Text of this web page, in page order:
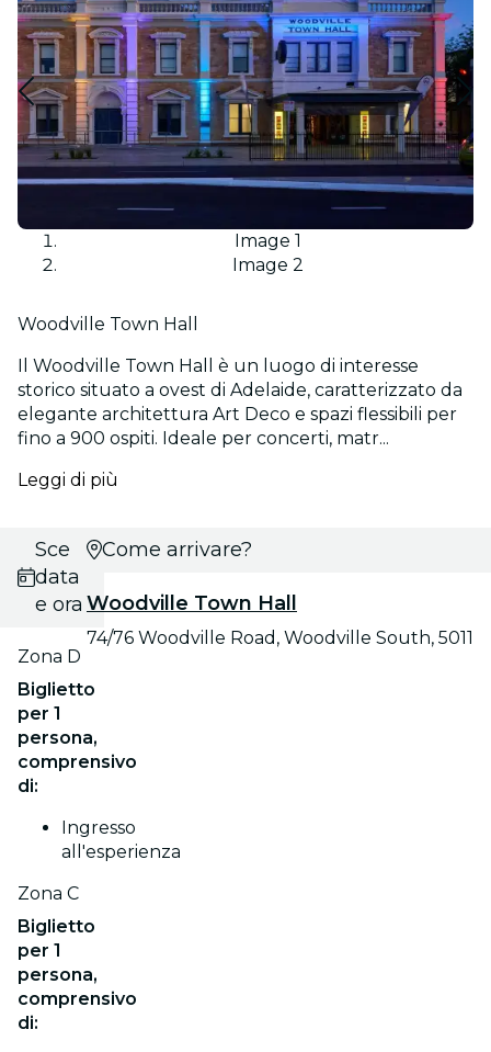
Image 1
Image 2
Woodville Town Hall
Il Woodville Town Hall è un luogo di interesse
storico situato a ovest di Adelaide, caratterizzato da
elegante architettura Art Deco e spazi flessibili per
fino a 900 ospiti. Ideale per concerti, matr...
Leggi di più
Scegli
data
e ora
Zona D
Biglietto
per 1
persona,
comprensivo
di:
Ingresso
all'esperienza
Zona C
Biglietto
per 1
persona,
comprensivo
di:
Come arrivare?
Woodville Town Hall
74/76 Woodville Road, Woodville South, 5011